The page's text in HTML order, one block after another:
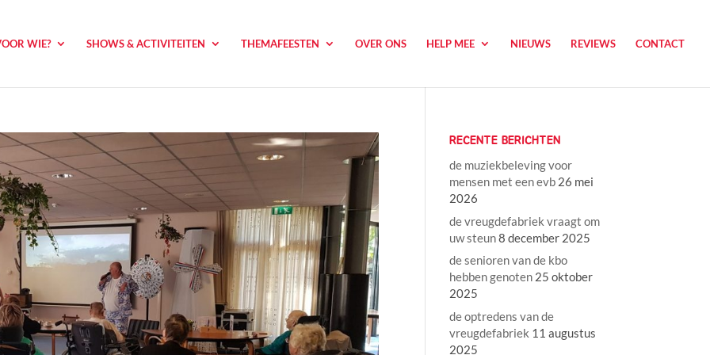
WIE? SHOWS & ACTIVITEITEN THEMAFEESTEN OVER ONS HELP MEE NIEUWS REVIEWS CONTACT
RECENTE BERICHTEN
de muziekbeleving voor
mensen met een evb 26 mei
2026
de vreugdefabriek vraagt om
uw steun8 december 2025
de senioren van de kbo
hebben genoten 25 oktober
2025
de optredens van de
vreugdefabriek 11 augustus
2025